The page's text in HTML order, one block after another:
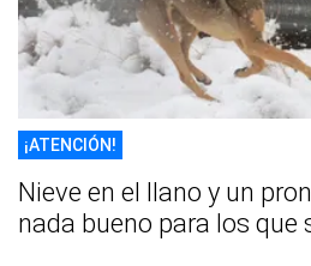
¡ATENCIÓN!
Nieve en el llano y un
nada bueno para los que